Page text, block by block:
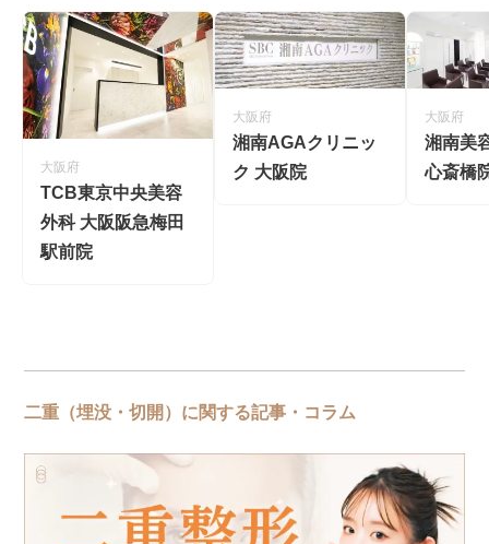
大阪府
TCB東京中央美容
外科 大阪阪急梅田
駅前院
大阪府
湘南AGAクリニッ
ク 大阪院
大阪府
湘南美
心斎橋
二重（埋没・切開）に関する記事・コラム